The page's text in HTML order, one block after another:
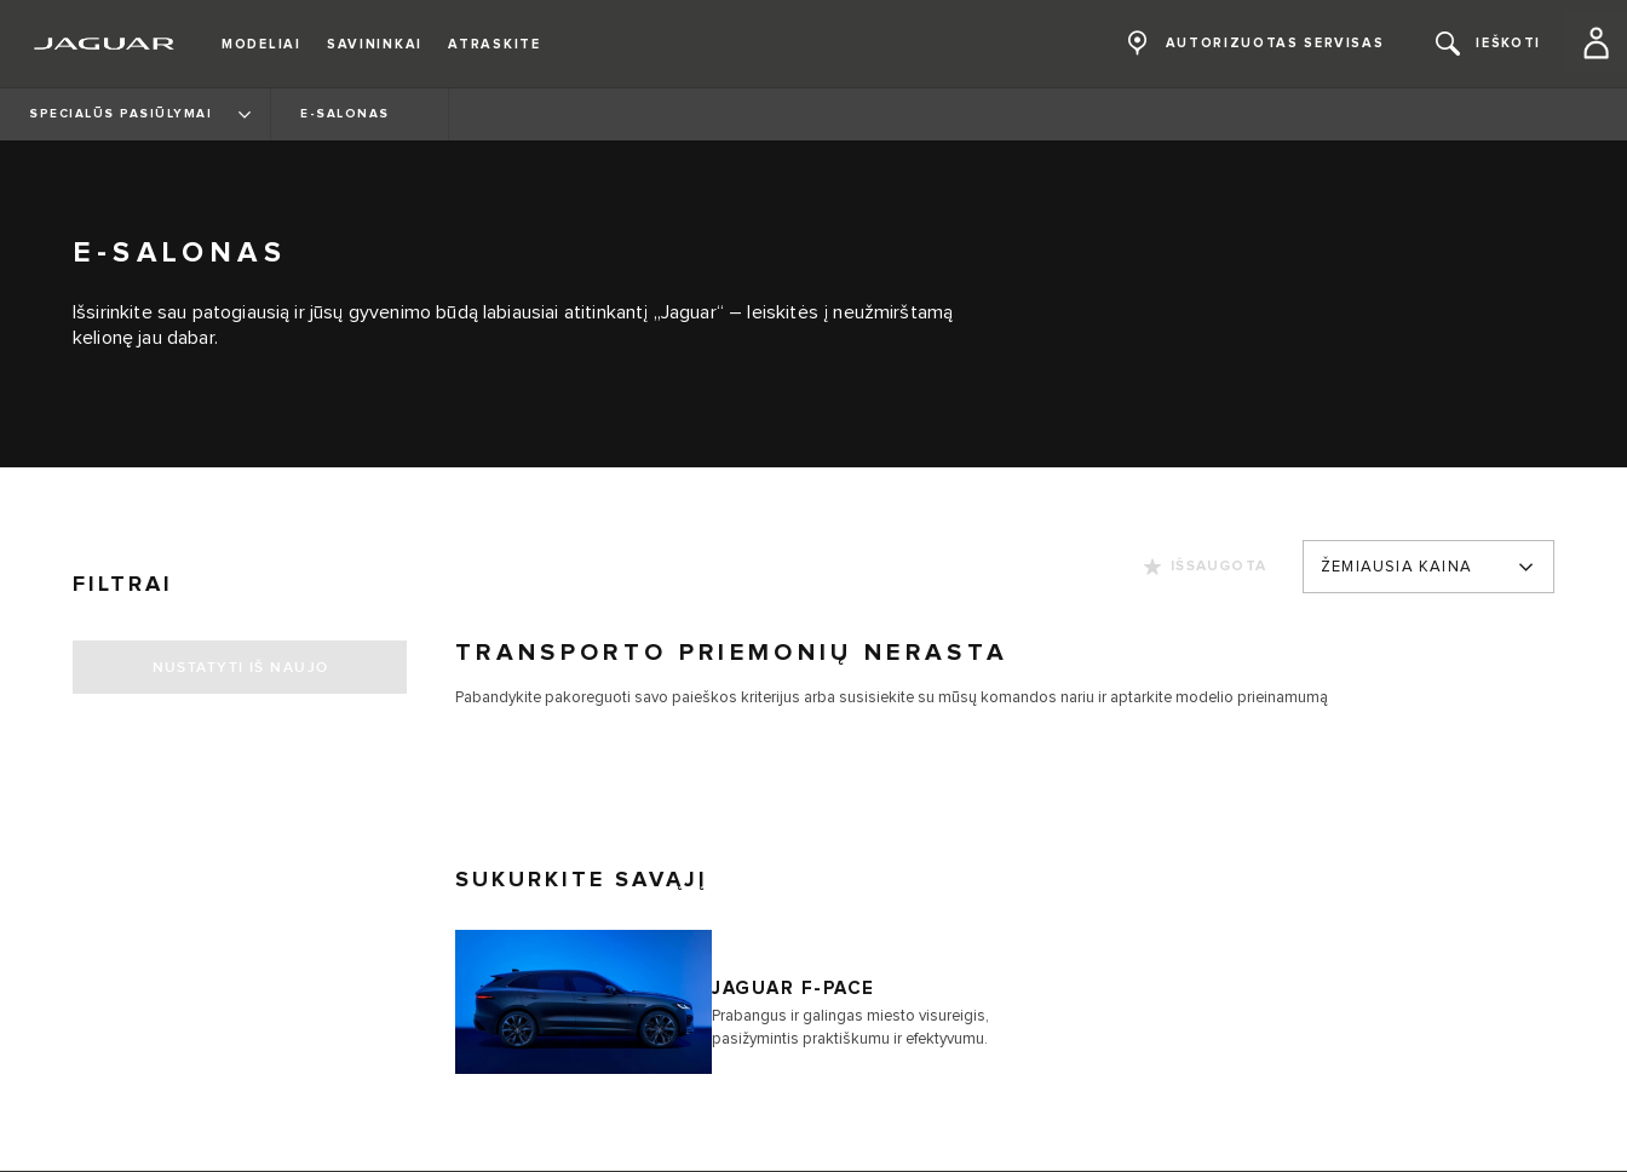
MODELIAI SAVININKAI ATRASKITE AUTORIZUOTAS SERVISAS IEŠKOTI
SPECIALŪS PASIŪLYMAI E-SALONAS
E-SALONAS
Išsirinkite sau patogiausią ir jūsų gyvenimo būdą labiausiai atitinkantį „Jaguar“ – leiskitės į neužmirštamą
kelionę jau dabar.
FILTRAI
NUSTATYTI IŠ NAUJO
IŠSAUGOTA ŽEMIAUSIA KAINA
TRANSPORTO PRIEMONIŲ NERASTA
Pabandykite pakoreguoti savo paieškos kriterijus arba susisiekite su mūsų komandos nariu ir aptarkite modelio prieinamumą
SUKURKITE SAVĄJĮ
JAGUAR F-PACE
Prabangus ir galingas miesto visureigis,
pasižymintis praktiškumu ir efektyvumu.